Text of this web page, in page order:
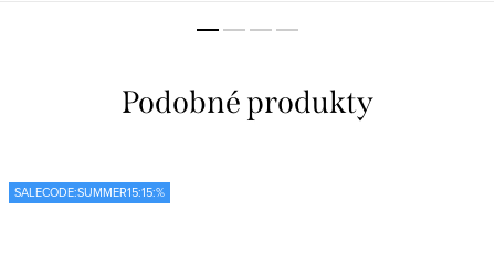
SALECODE:SUMMER15:15:%